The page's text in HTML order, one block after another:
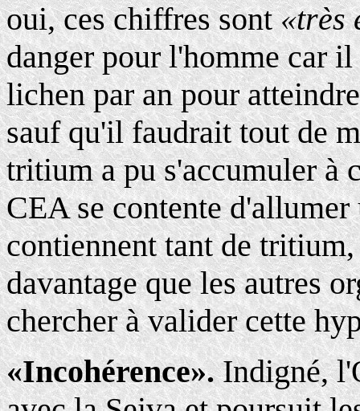
oui, ces chiffres sont«très
danger pour l'homme car
lichen par an pour
sauf qu'il faudrait tout de
tritium a pu s'accumuler à
CEA se contente
contiennent tant de
davantage que les autres
chercher à valider cette
«Incohérence».Indigné,